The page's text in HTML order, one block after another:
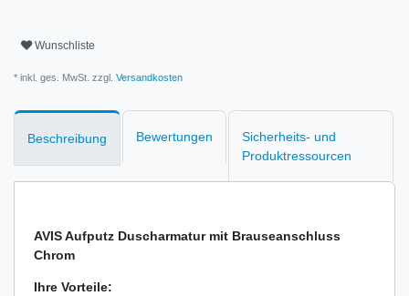
Wunschliste
* inkl. ges. MwSt. zzgl. Versandkosten
Beschreibung Bewertungen
Sicherheits- und
Produktressourcen
AVIS Aufputz Duscharmatur mit Brauseanschluss
Chrom
Ihre Vorteile: